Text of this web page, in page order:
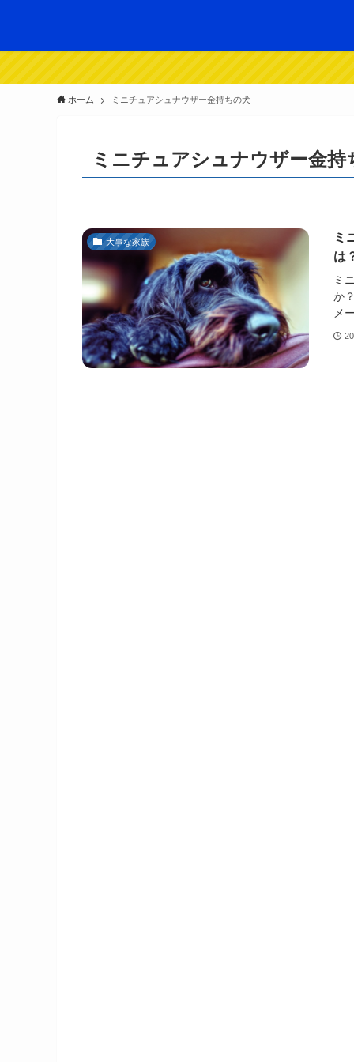
ホーム ミニチュアシュナウザー金持ちの犬
ミニチュアシュナウザー金持
大事な家族
ミ
は
ミ
か
メ